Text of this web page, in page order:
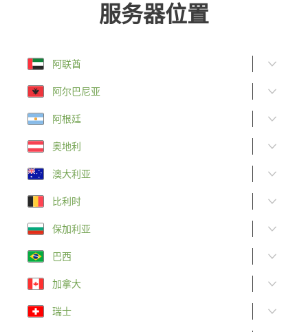
服务器位置
阿联酋
阿尔巴尼亚
阿根廷
奥地利
澳大利亚
比利时
保加利亚
巴西
加拿大
瑞士